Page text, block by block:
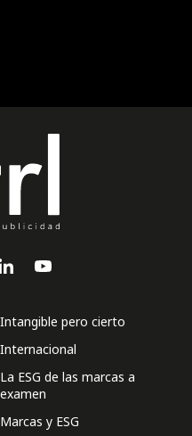
Intangible pero cierto
Internacional
La ESG de las marcas a
examen
Marcas y ESG